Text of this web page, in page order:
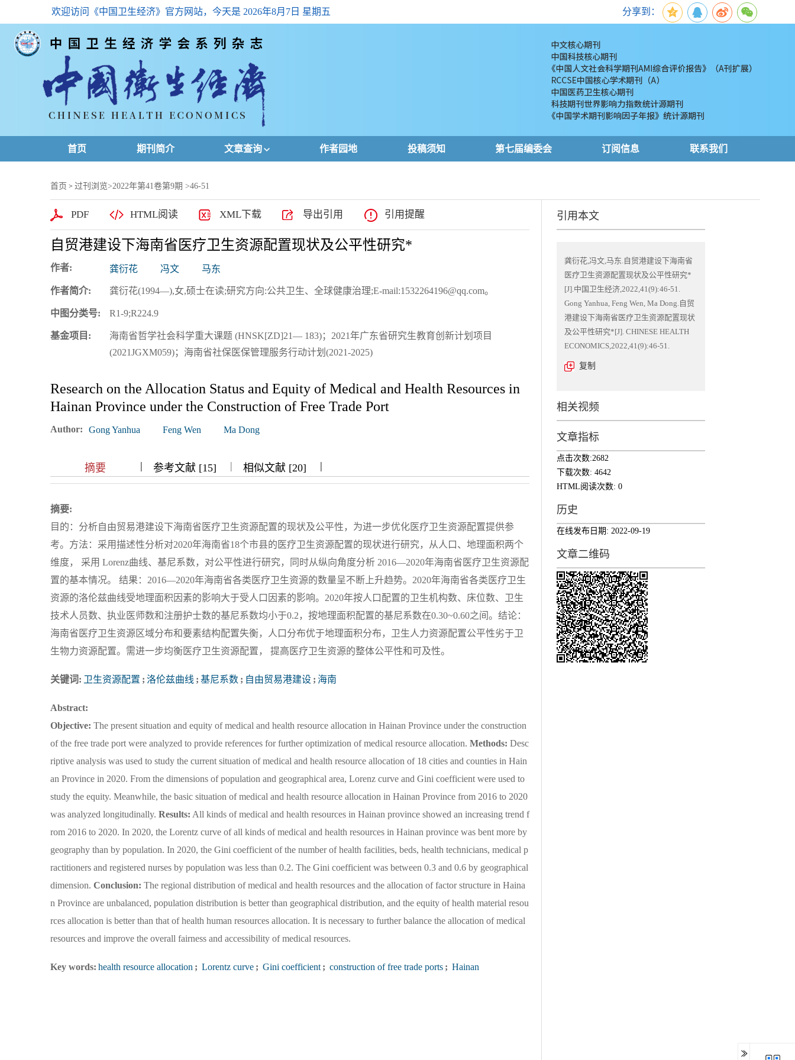
欢迎访问《中国卫生经济》官方网站，今天是 2026年8月7日 星期五 分享到：
首页 期刊简介 文章查询
高级查询
下载排名
作者园地 投稿须知 第七届编委会 订阅信息 联系我们
首页 > 过刊浏览>2022年第41卷第9期 >46-51
PDF HTML阅读 XML下载 导出引用 引用提醒
自贸港建设下海南省医疗卫生资源配置现状及公平性研究*
作者: 龚衍花 冯文 马东
作者简介: 龚衍花(1994—),女,硕士在读;研究方向:公共卫生、全球健康治理;E-mail:1532264196@qq.com。
中图分类号: R1-9;R224.9
基金项目:
海南省哲学社会科学重大课题 (HNSK[ZD]21— 183)；2021年广东省研究生教育创新计划项目
(2021JGXM059)；海南省社保医保管理服务行动计划(2021-2025)
Research on the Allocation Status and Equity of Medical and Health Resources in
Hainan Province under the Construction of Free Trade Port
Author: Gong Yanhua Feng Wen Ma Dong
摘要 ||| 参考文献 [15] | 相似文献 [20] |||
摘要:
目的：分析自由贸易港建设下海南省医疗卫生资源配置的现状及公平性，为进一步优化医疗卫生资源配置提供参
考。方法：采用描述性分析对2020年海南省18个市县的医疗卫生资源配置的现状进行研究，从人口、地理面积两个
维度， 采用 Lorenz曲线、基尼系数，对公平性进行研究，同时从纵向角度分析 2016—2020年海南省医疗卫生资源配
置的基本情况。 结果：2016—2020年海南省各类医疗卫生资源的数量呈不断上升趋势。2020年海南省各类医疗卫生
资源的洛伦兹曲线受地理面积因素的影响大于受人口因素的影响。2020年按人口配置的卫生机构数、床位数、卫生
技术人员数、执业医师数和注册护士数的基尼系数均小于0.2，按地理面积配置的基尼系数在0.30~0.60之间。结论：
海南省医疗卫生资源区域分布和要素结构配置失衡，人口分布优于地理面积分布，卫生人力资源配置公平性劣于卫
生物力资源配置。需进一步均衡医疗卫生资源配置， 提高医疗卫生资源的整体公平性和可及性。
关键词: 卫生资源配置 ; 洛伦兹曲线 ; 基尼系数 ; 自由贸易港建设 ; 海南
Abstract:
Objective: The present situation and equity of medical and health resource allocation in Hainan Province under the construction
of the free trade port were analyzed to provide references for further optimization of medical resource allocation. Methods: Desc
riptive analysis was used to study the current situation of medical and health resource allocation of 18 cities and counties in Hain
an Province in 2020. From the dimensions of population and geographical area, Lorenz curve and Gini coefficient were used to
study the equity. Meanwhile, the basic situation of medical and health resource allocation in Hainan Province from 2016 to 2020
was analyzed longitudinally. Results: All kinds of medical and health resources in Hainan province showed an increasing trend f
rom 2016 to 2020. In 2020, the Lorentz curve of all kinds of medical and health resources in Hainan province was bent more by
geography than by population. In 2020, the Gini coefficient of the number of health facilities, beds, health technicians, medical p
ractitioners and registered nurses by population was less than 0.2. The Gini coefficient was between 0.3 and 0.6 by geographical
dimension. Conclusion: The regional distribution of medical and health resources and the allocation of factor structure in Haina
n Province are unbalanced, population distribution is better than geographical distribution, and the equity of health material resou
rces allocation is better than that of health human resources allocation. It is necessary to further balance the allocation of medical
resources and improve the overall fairness and accessibility of medical resources.
Key words: health resource allocation ; Lorentz curve ; Gini coefficient ; construction of free trade ports ; Hainan
引用本文
龚衍花,冯文,马东.自贸港建设下海南省
医疗卫生资源配置现状及公平性研究*
[J].中国卫生经济,2022,41(9):46-51.
Gong Yanhua, Feng Wen, Ma Dong.自贸
港建设下海南省医疗卫生资源配置现状
及公平性研究*[J]. CHINESE HEALTH
ECONOMICS,2022,41(9):46-51.
复制
相关视频
文章指标
点击次数:2682
下载次数: 4642
HTML阅读次数: 0
历史
在线发布日期: 2022-09-19
文章二维码